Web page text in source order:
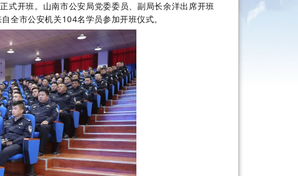
式开班。山南市公安局党委委员、副局长余洋出席开班
全市公安机关104名学员参加开班仪式。